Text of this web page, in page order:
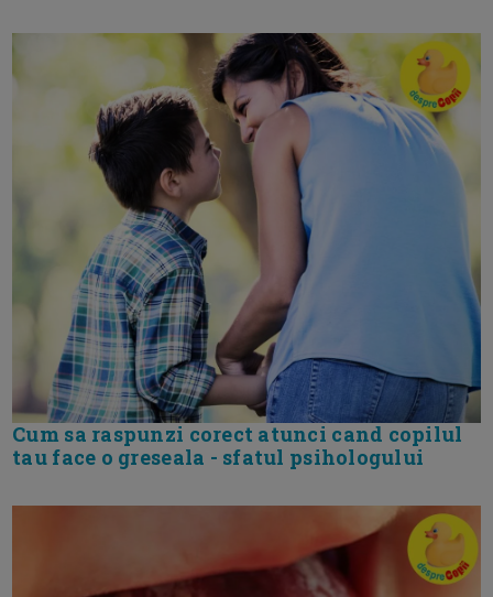
Cum sa raspunzi corect atunci cand copilul
tau face o greseala - sfatul psihologului